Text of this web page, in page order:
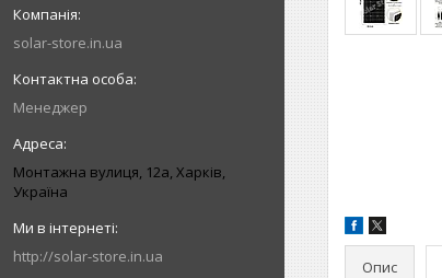
solar-store.in.ua
Менеджер
Монтажна вулиця, 12а, Харків,
Україна
http://solar-store.in.ua
Опис